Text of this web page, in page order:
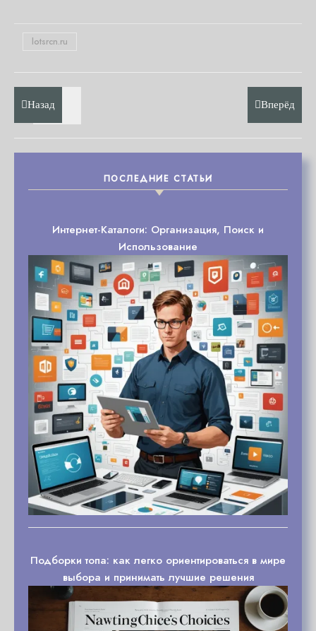
lotsrcn.ru
Назад Вперёд
ПОСЛЕДНИЕ СТАТЬИ
Интернет-Каталоги: Организация, Поиск и
Использование
Подборки топа: как легко ориентироваться в мире
выбора и принимать лучшие решения